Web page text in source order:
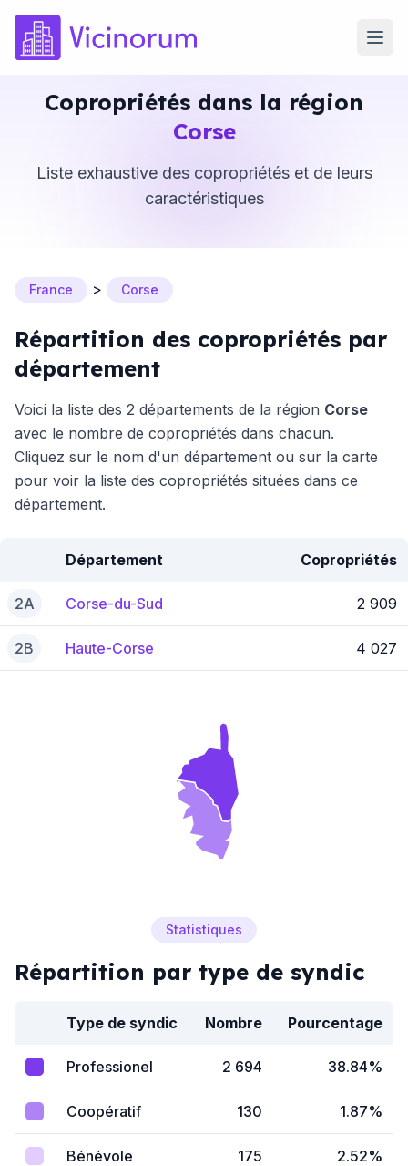
Copropriétés dans la région
Corse
Liste exhaustive des copropriétés et de leurs
caractéristiques
France > Corse
Répartition des copropriétés par
département
Voici la liste des 2 départements de la région Corse
avec le nombre de copropriétés dans chacun.
Cliquez sur le nom d'un département ou sur la carte
pour voir la liste des copropriétés situées dans ce
département.
Département Copropriétés
2A Corse-du-Sud 2 909
2B Haute-Corse 4 027
Statistiques
Répartition par type de syndic
Type de syndic Nombre Pourcentage
Professionel 2 694 38.84%
Coopératif 130 1.87%
Bénévole 175 2.52%